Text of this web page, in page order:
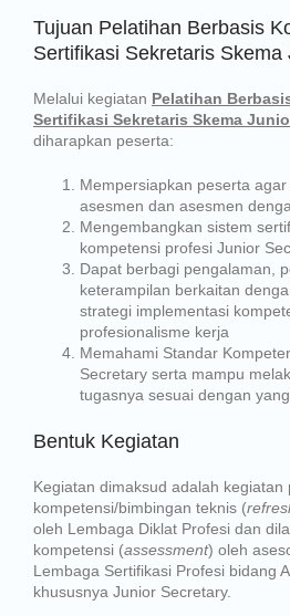
Tujuan Pelatihan Berbasis
Sertifikasi Sekretaris Skema
Melalui kegiatan Pelatihan
Sertifikasi Sekretaris Skema
diharapkan peserta:
Mempersiapkan peserta
asesmen dan asesmen
Mengembangkan sistem
kompetensi profesi Junior
Dapat berbagi pengalaman,
keterampilan berkaitan
strategi implementasi
profesionalisme kerja
Memahami Standar
Secretary serta mampu
tugasnya sesuai dengan
Bentuk Kegiatan
Kegiatan dimaksud adalah kegiatan
kompetensi/bimbingan teknis (
oleh Lembaga Diklat Profesi dan
kompetensi (assessment) oleh
Lembaga Sertifikasi Profesi bidang
khususnya Junior Secretary.